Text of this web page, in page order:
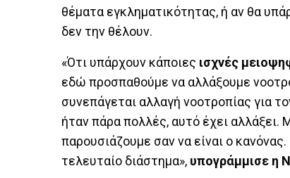
θέματα εγκληματικότητας, ή αν θα
δεν την θέλουν.
«Ότι υπάρχουν κάποιες ισχνές
εδώ προσπαθούμε να αλλάξουμε
συνεπάγεται αλλαγή νοοτροπίας για
ήταν πάρα πολλές, αυτό έχει αλλάξει.
παρουσιάζουμε σαν να είναι ο
τελευταίο διάστημα», υπογράμμισε η